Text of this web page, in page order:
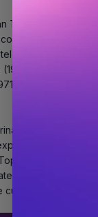
Tarina a fost
Domeniile
geometriei si
1967), spatii
1977), conexiuni
la Universitatea
A tinut
unele
sau carti din